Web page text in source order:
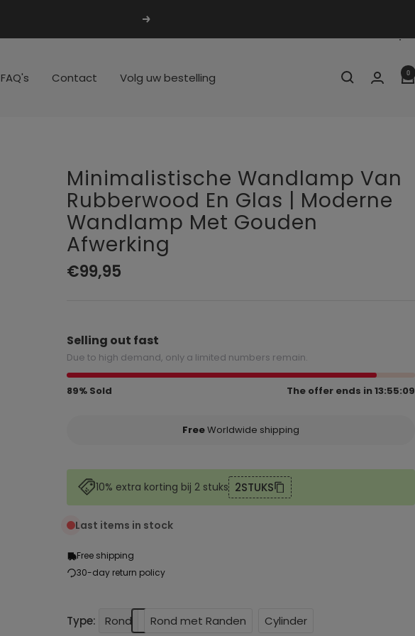
Volgende
FAQ's Contact Volg uw bestelling 0
Minimalistische Wandlamp Van
Rubberwood En Glas | Moderne
Wandlamp Met Gouden
Afwerking
Aanbiedingsprijs
€99,95
Selling out fast
Due to high demand, only a limited numbers remain.
89% Sold The offer ends in13:55:08
FreeWorldwide shipping
10% extra korting bij 2 stuks 2STUKS
Last items in stock
Free shipping
30-day return policy
Type: Rond Rond met Randen Cylinder